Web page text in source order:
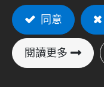
在最新消息
同意
閱讀更多